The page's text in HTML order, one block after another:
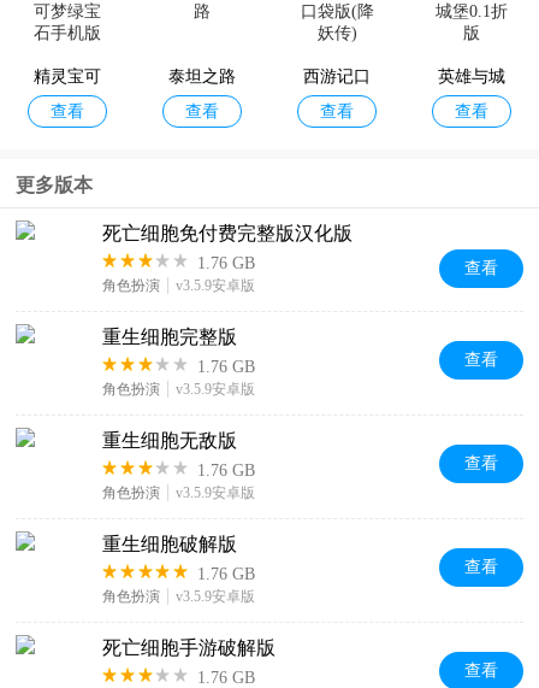
手机版
查看
击退勇者
查看
(Loop Her
查看
中文版
查看
徒手机版
查看
精灵宝可
梦绿宝石
查看
泰坦之路
查看
西游记口
袋版(降妖
查看
英雄与城
堡0.1折版
查看
更多版本
死亡细胞免付费完整版汉化版
1.76 GB
角色扮演 v3.5.9安卓版
查看
重生细胞完整版
1.76 GB
角色扮演 v3.5.9安卓版
查看
重生细胞无敌版
1.76 GB
角色扮演 v3.5.9安卓版
查看
重生细胞破解版
1.76 GB
角色扮演 v3.5.9安卓版
查看
死亡细胞手游破解版
1.76 GB 查看